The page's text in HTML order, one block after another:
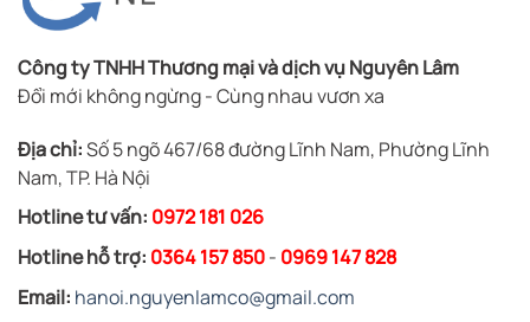
Công ty TNHH Thương mại và dịch vụ Nguyên Lâm
Đổi mới không ngừng - Cùng nhau vươn xa
Địa chỉ:Số 5 ngõ 467/68 đường Lĩnh Nam, Phường Lĩnh
Nam, TP. Hà Nội
Hotline tư vấn: 0972 181 026
Hotline hỗ trợ: 0364 157 850- 0969 147 828
Email: hanoi.nguyenlamco@gmail.com